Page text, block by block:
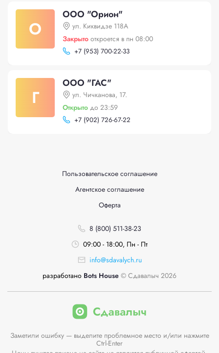
О
ООО "Орион"
ул. Киквидзе 118А
Закрыто откроется в пн 08:00
+7 (953) 700-22-33
Г
ООО "ГАС"
ул. Чичканова, 17.
Открыто до 23:59
+7 (902) 726-67-22
Пользовательское соглашение
Агентское соглашение
Оферта
8 (800) 511-38-23
09:00 - 18:00, Пн - Пт
info@sdavalych.ru
разработано Bots House © Сдавалыч 2026
Заметили ошибку — выделите проблемное место и/или нажмите
Ctrl-Enter